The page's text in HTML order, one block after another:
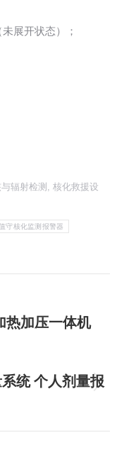
展开状态）；
辐射检测 , 核化救援设
守核化监测报警器
热加压一体机
统 个人剂量报